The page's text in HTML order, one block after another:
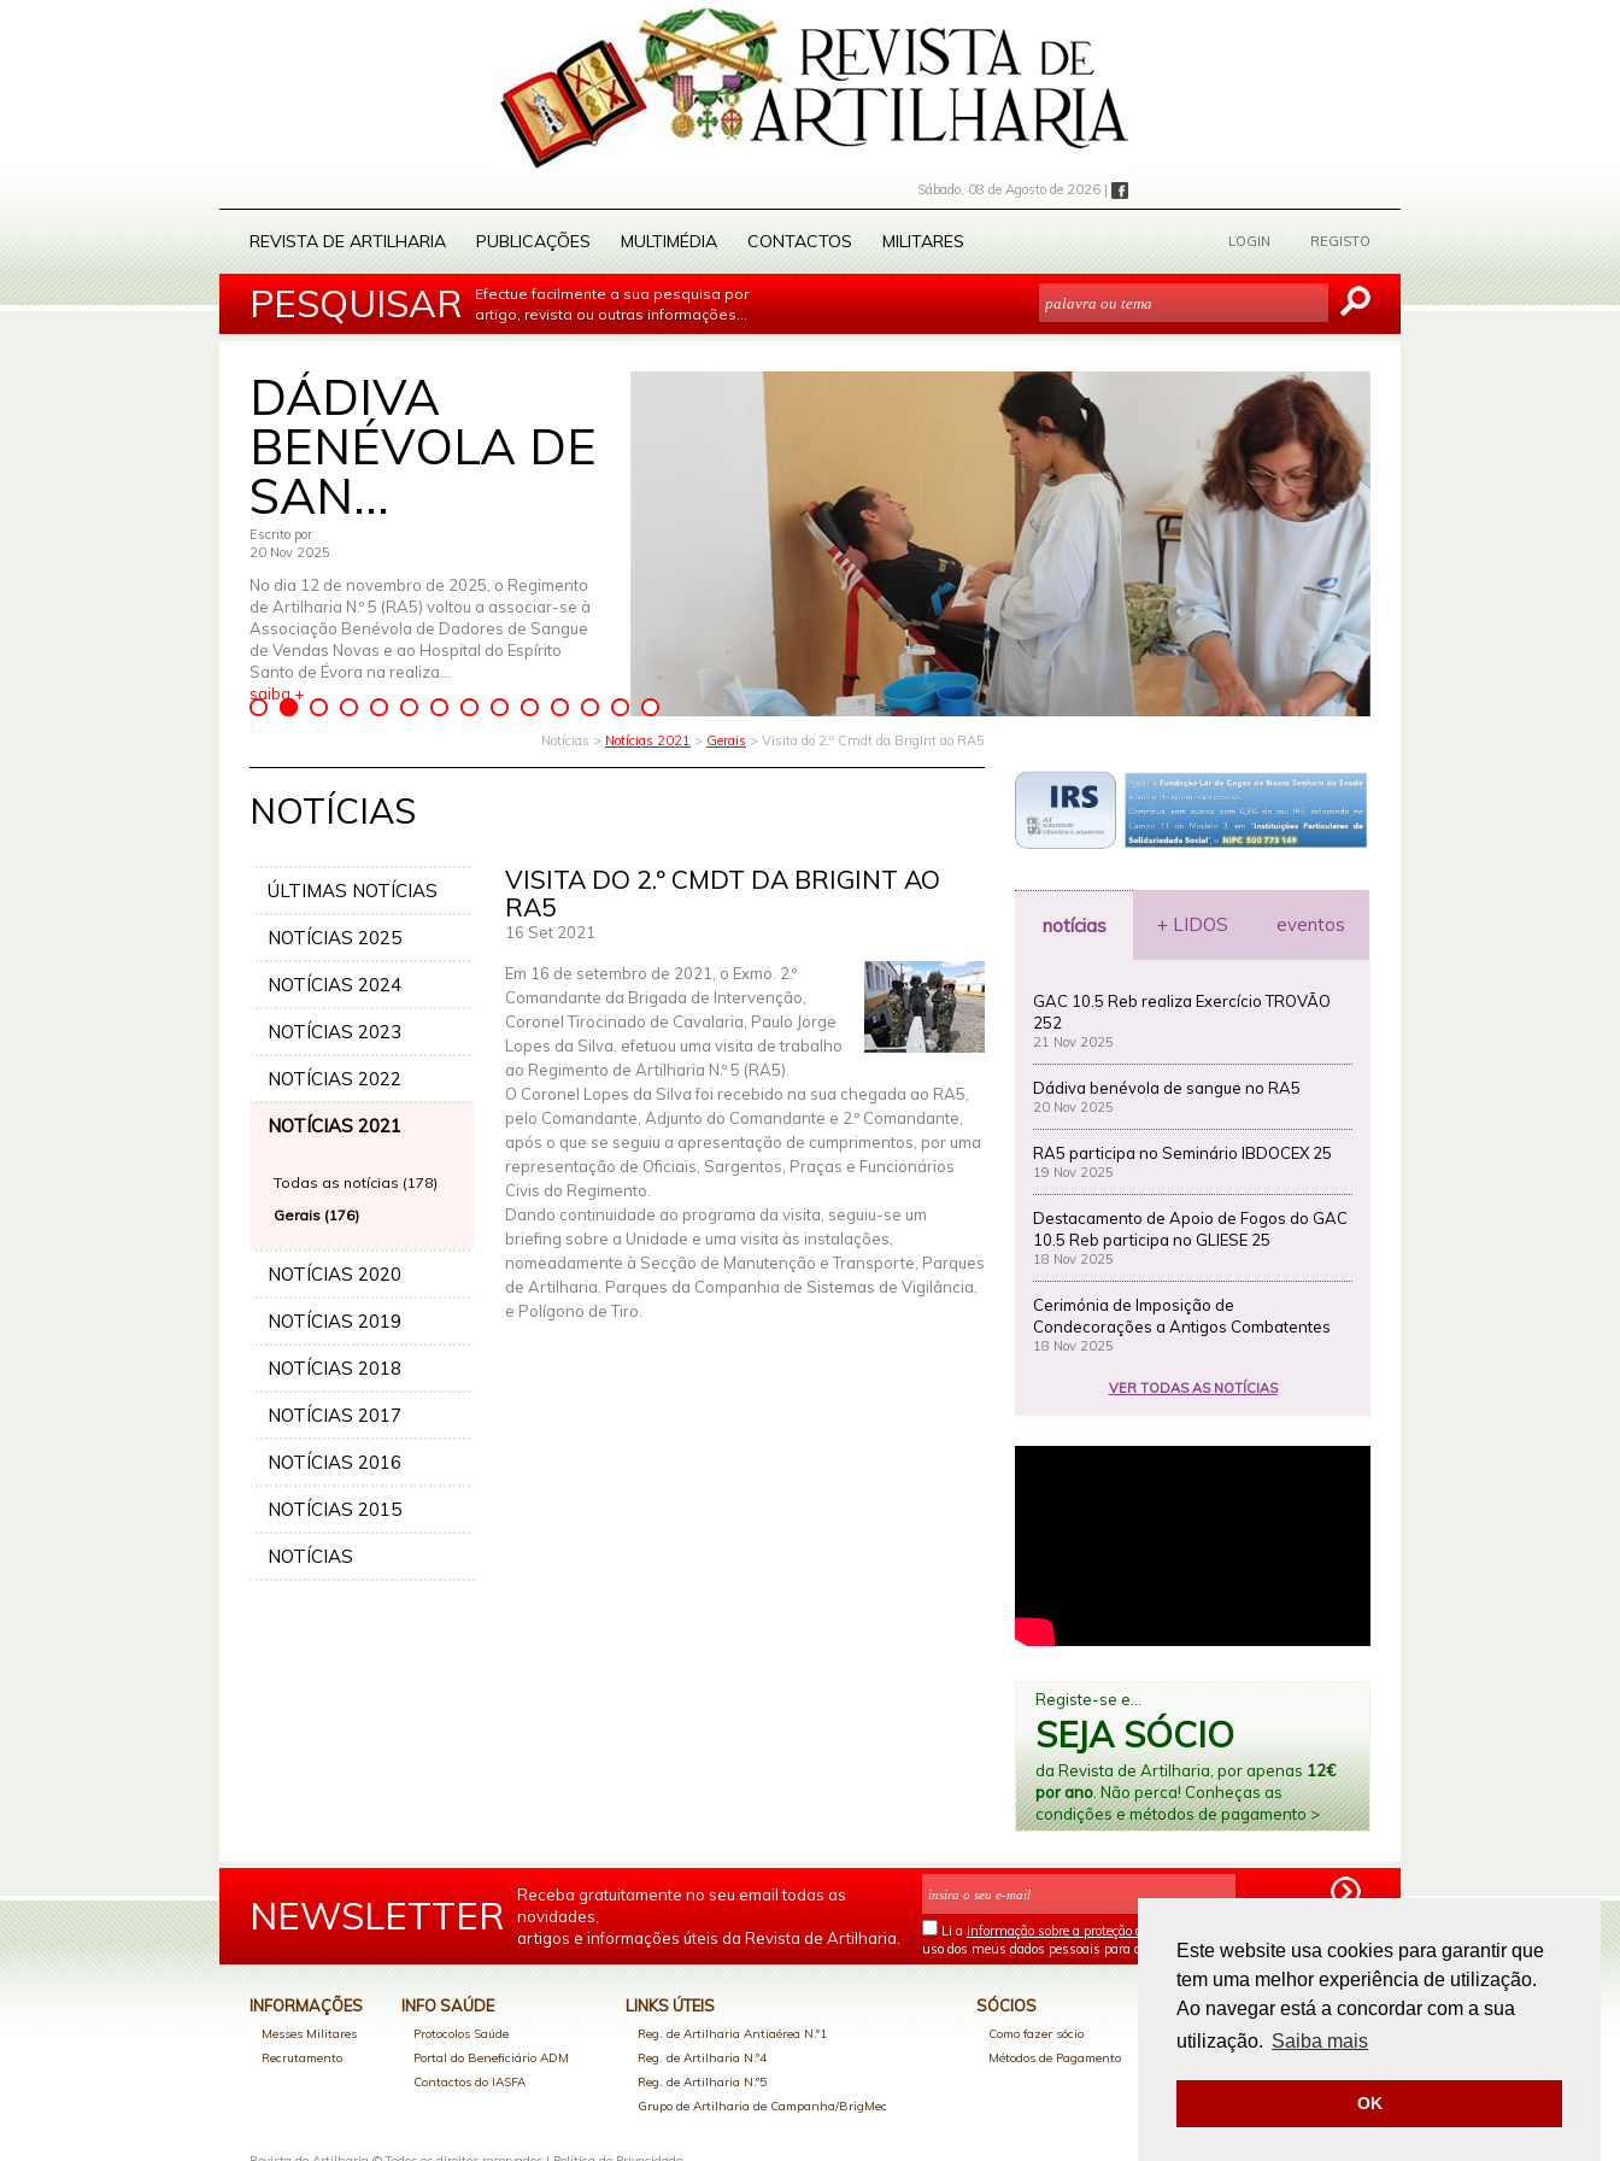
Este website usa cookies para garantir que
tem uma melhor experiência de utilização.
Ao navegar está a concordar com a sua
utilização. Saiba mais
OK
Sábado, 08 de Agosto de 2026 |
REVISTA DE ARTILHARIA PUBLICAÇÕES MULTIMÉDIA CONTACTOS MILITARES LOGIN REGISTO
PESQUISAR
Efectue facilmente a sua pesquisa por
artigo, revista ou outras informações...
DÁDIVA
BENÉVOLA DE
SAN...
Escrito por
20 Nov 2025
No dia 12 de novembro de 2025, o Regimento
de Artilharia N.º 5 (RA5) voltou a associar-se à
Associação Benévola de Dadores de Sangue
de Vendas Novas e ao Hospital do Espírito
Santo de Évora na realiza...
saiba +
Notícias > Notícias 2021 > Gerais > Visita do 2.º Cmdt da BrigInt ao RA5
NOTÍCIAS
ÚLTIMAS NOTÍCIAS
NOTÍCIAS 2025
NOTÍCIAS 2024
NOTÍCIAS 2023
NOTÍCIAS 2022
NOTÍCIAS 2021
Todas as notícias (178)
Gerais (176)
NOTÍCIAS 2020
NOTÍCIAS 2019
NOTÍCIAS 2018
NOTÍCIAS 2017
NOTÍCIAS 2016
NOTÍCIAS 2015
NOTÍCIAS
VISITA DO 2.º CMDT DA BRIGINT AO
RA5
16 Set 2021
Em 16 de setembro de 2021, o Exmo. 2.º
Comandante da Brigada de Intervenção,
Coronel Tirocinado de Cavalaria, Paulo Jorge
Lopes da Silva, efetuou uma visita de trabalho
ao Regimento de Artilharia N.º 5 (RA5).
O Coronel Lopes da Silva foi recebido na sua chegada ao RA5,
pelo Comandante, Adjunto do Comandante e 2.º Comandante,
após o que se seguiu a apresentação de cumprimentos, por uma
representação de Oficiais, Sargentos, Praças e Funcionários
Civis do Regimento.
Dando continuidade ao programa da visita, seguiu-se um
briefing sobre a Unidade e uma visita às instalações,
nomeadamente à Secção de Manutenção e Transporte, Parques
de Artilharia, Parques da Companhia de Sistemas de Vigilância,
e Polígono de Tiro.
notícias + LIDOS eventos
GAC 10.5 Reb realiza Exercício TROVÃO
252
21 Nov 2025
Dádiva benévola de sangue no RA5
20 Nov 2025
RA5 participa no Seminário IBDOCEX 25
19 Nov 2025
Destacamento de Apoio de Fogos do GAC
10.5 Reb participa no GLIESE 25
18 Nov 2025
Cerimónia de Imposição de
Condecorações a Antigos Combatentes
18 Nov 2025
VER TODAS AS NOTÍCIAS
Registe-se e...
SEJA SÓCIO
da Revista de Artilharia, por apenas 12€
por ano. Não perca! Conheças as
condições e métodos de pagamento >
NEWSLETTER
Receba gratuitamente no seu email todas as
novidades,
artigos e informações úteis da Revista de Artilharia.
Li a informação sobre a proteção de dados
uso dos meus dados pessoais para os fins mencionados.
INFORMAÇÕES
Messes Militares
Recrutamento
INFO SAÚDE
Protocolos Saúde
Portal do Beneficiário ADM
Contactos do IASFA
LINKS ÚTEIS
Reg. de Artilharia Antiaérea N.º1
Reg. de Artilharia N.º4
Reg. de Artilharia N.º5
Grupo de Artilharia de Campanha/BrigMec
SÓCIOS
Como fazer sócio
Métodos de Pagamento
PAGAMENTOS ONLINE